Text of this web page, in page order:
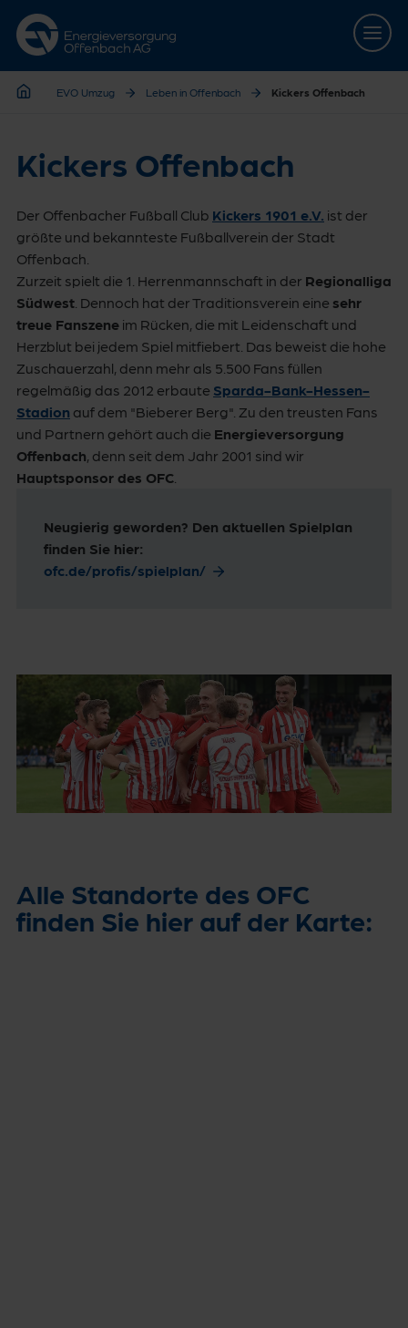
Zur Hauptnavigation springen
Zum Hauptinhalt springen
Zur Footernavigation springen
EVO Umzug Leben in Offenbach Kickers Offenbach
Kickers Offenbach
Der Offenbacher Fußball Club Kickers 1901 e.V. ist der
größte und bekannteste Fußballverein der Stadt
Offenbach.
Zurzeit spielt die 1. Herrenmannschaft in der Regionalliga
Südwest . Dennoch hat der Traditionsverein eine sehr
treue Fanszene im Rücken, die mit Leidenschaft und
Herzblut bei jedem Spiel mitfiebert. Das beweist die hohe
Zuschauerzahl, denn mehr als 5.500 Fans füllen
regelmäßig das 2012 erbaute Sparda-Bank-Hessen-
Stadion auf dem "Bieberer Berg". Zu den treusten Fans
und Partnern gehört auch die Energieversorgung
Offenbach, denn seit dem Jahr 2001 sind wir
Hauptsponsor des OFC
Neugierig geworden? Den aktuellen Spielplan
finden Sie hier:
ofc.de/profis/spielplan/
Alle Standorte des OFC
finden Sie hier auf der Karte: